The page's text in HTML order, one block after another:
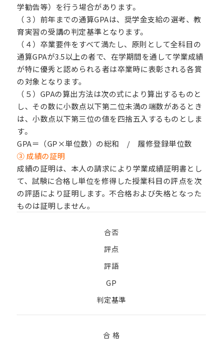
学勧告等）を行う場合があります。
（３）前年までの通算GPAは、奨学金支給の選考、教
育実習の受講の判定基準となります。
（４）卒業要件をすべて満たし、原則として全科目の
通算GPAが3.5以上の者で、在学期間を通して学業成績
が特に優秀と認められる者は卒業時に表彰される各賞
の対象となります。
（５）GPAの算出方法は次の式により算出するものと
し、その数に小数点以下第二位未満の端数があるとき
は、小数点以下第三位の値を四捨五入するものとしま
す。
GPA＝（GP×単位数）の総和 / 履修登録単位数
③ 成績の証明
成績の証明は、本人の請求により学業成績証明書とし
て、試験に合格し単位を修得した授業科目の評点を次
の評語により証明します。不合格および失格となった
ものは証明しません。
合否
評点
評語
GP
判定基準
合 格